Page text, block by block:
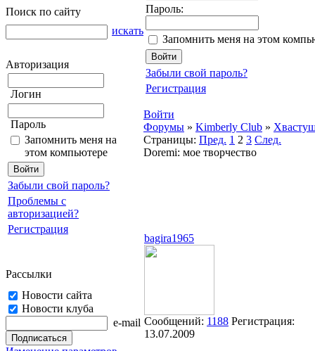
Поиск по сайту
искать
Авторизация
Логин
Пароль
Запомнить меня на
этом компьютере
Забыли свой пароль?
Проблемы с
авторизацией?
Регистрация
Рассылки
Новости сайта
Новости клуба
e-mail
Пароль:
Запомнить меня на этом
Забыли свой пароль?
Регистрация
Войти
Форумы » Kimberly Club »
Страницы: Пред. 1 2 3 След.
Doremi: мое творчество
bagira1965
Сообщений: 1188 Регистрация:
13.07.2009